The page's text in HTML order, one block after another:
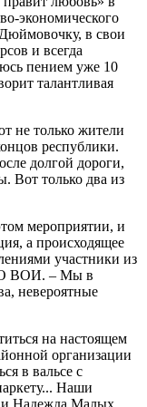
экономического
в свои
и всегда
пением уже 10
талантливая
не только жители
республики.
долгой дороги,
Вот только два из
мероприятии, и
а происходящее
участники из
ВОИ. – Мы в
невероятные
на настоящем
организации
в вальсе с
Наши
и Надежда Малых